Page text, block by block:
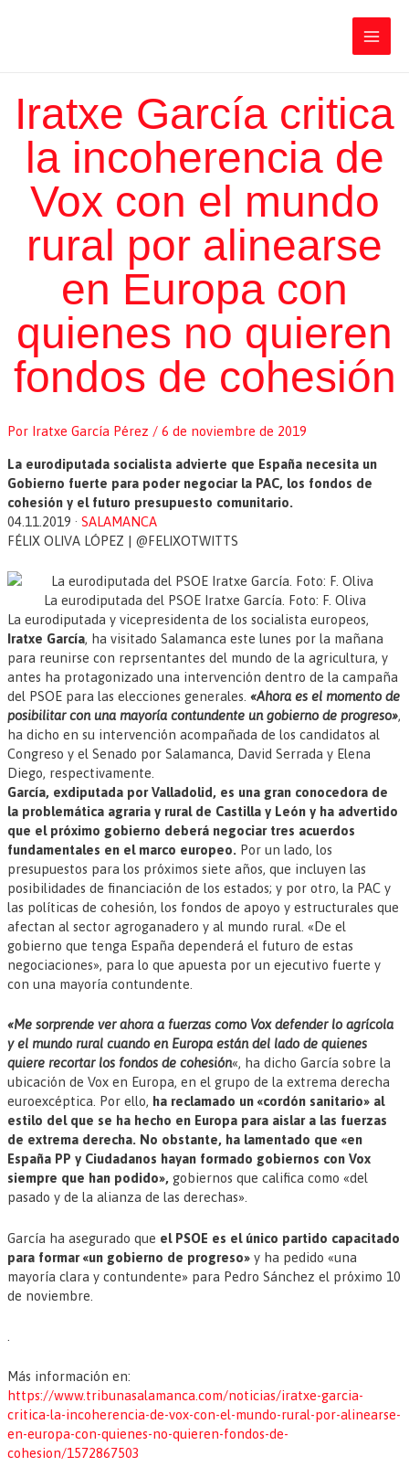
Main
Iratxe García critica
la incoherencia de
Vox con el mundo
rural por alinearse
en Europa con
quienes no quieren
fondos de cohesión
Por Iratxe García Pérez / 6 de noviembre de 2019
La eurodiputada socialista advierte que España necesita un
Gobierno fuerte para poder negociar la PAC, los fondos de
cohesión y el futuro presupuesto comunitario.
04.11.2019 · SALAMANCA
FÉLIX OLIVA LÓPEZ | @FELIXOTWITTS
La eurodiputada del PSOE Iratxe García. Foto: F. Oliva
La eurodiputada y vicepresidenta de los socialista europeos,
Iratxe García, ha visitado Salamanca este lunes por la mañana
para reunirse con reprsentantes del mundo de la agricultura, y
antes ha protagonizado una intervención dentro de la campaña
del PSOE para las elecciones generales. «Ahora es el momento de
posibilitar con una mayoría contundente un gobierno de progreso»,
ha dicho en su intervención acompañada de los candidatos al
Congreso y el Senado por Salamanca, David Serrada y Elena
Diego, respectivamente.
García, exdiputada por Valladolid, es una gran conocedora de
la problemática agraria y rural de Castilla y León y ha advertido
que el próximo gobierno deberá negociar tres acuerdos
fundamentales en el marco europeo. Por un lado, los
presupuestos para los próximos siete años, que incluyen las
posibilidades de financiación de los estados; y por otro, la PAC y
las políticas de cohesión, los fondos de apoyo y estructurales que
afectan al sector agroganadero y al mundo rural. «De el
gobierno que tenga España dependerá el futuro de estas
negociaciones», para lo que apuesta por un ejecutivo fuerte y
con una mayoría contundente.
«Me sorprende ver ahora a fuerzas como Vox defender lo agrícola
y el mundo rural cuando en Europa están del lado de quienes
quiere recortar los fondos de cohesión«, ha dicho García sobre la
ubicación de Vox en Europa, en el grupo de la extrema derecha
euroexcéptica. Por ello, ha reclamado un «cordón sanitario» al
estilo del que se ha hecho en Europa para aislar a las fuerzas
de extrema derecha. No obstante, ha lamentado que «en
España PP y Ciudadanos hayan formado gobiernos con Vox
siempre que han podido»,gobiernos que califica como «del
pasado y de la alianza de las derechas».
García ha asegurado que el PSOE es el único partido capacitado
para formar «un gobierno de progreso» y ha pedido «una
mayoría clara y contundente» para Pedro Sánchez el próximo 10
de noviembre.
Más información en:
https://www.tribunasalamanca.com/noticias/iratxe-garcia-
critica-la-incoherencia-de-vox-con-el-mundo-rural-por-alinearse-
en-europa-con-quienes-no-quieren-fondos-de-
cohesion/1572867503